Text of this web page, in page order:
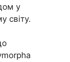
у
світу.